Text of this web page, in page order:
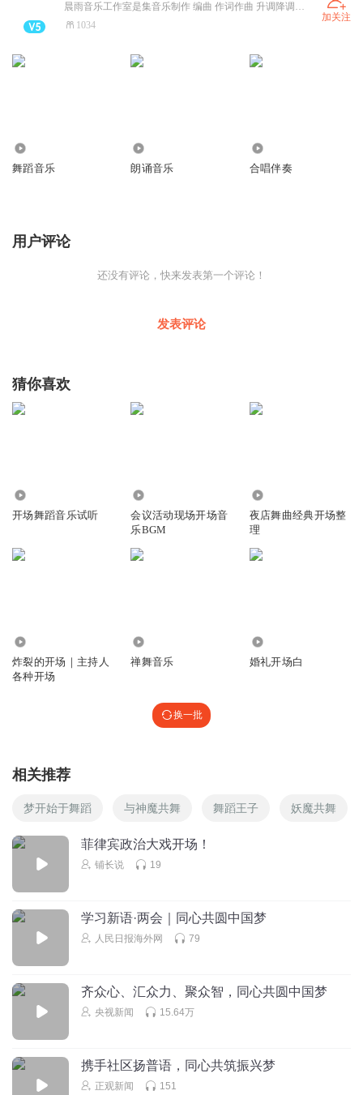
晨雨音乐工作室是集音乐制作 编曲 作词作曲 升调降调 音乐剪辑 舞蹈音乐 歌曲伴奏 戏曲伴奏 快板音乐 电视配乐 晚会策划 舞蹈编导 录音合成 广告录制等为一体的综合性专业音乐制作机构。多年来以优质的服务，高标准的技术，为多家电视台专业团体和个人，精心打造各类风格的音乐，欢迎新老客户联系洽谈，感谢大家的支持！工作室拥有4T空间的资料库，高音质WAV歌曲戏曲伴奏上万首，各类舞蹈音乐三千多首也可以根据客户的要求自由编辑策适合您的舞蹈音乐，原创舞蹈音乐您只需给你的舞蹈策划脚本即可给你作曲制作您想要的舞蹈音乐。
1034
加关注
舞蹈音乐 朗诵音乐 合唱伴奏
用户评论
还没有评论，快来发表第一个评论！
发表评论
猜你喜欢
开场舞蹈音乐试听
会议活动现场开场音
乐BGM
夜店舞曲经典开场整
理
炸裂的开场｜主持人
各种开场
禅舞音乐 婚礼开场白
换一批
相关推荐
梦开始于舞蹈 与神魔共舞 舞蹈王子 妖魔共舞
菲律宾政治大戏开场！
铺长说 19
学习新语·两会｜同心共圆中国梦
人民日报海外网 79
齐众心、汇众力、聚众智，同心共圆中国梦
央视新闻 15.64万
携手社区扬普语，同心共筑振兴梦
正观新闻 151